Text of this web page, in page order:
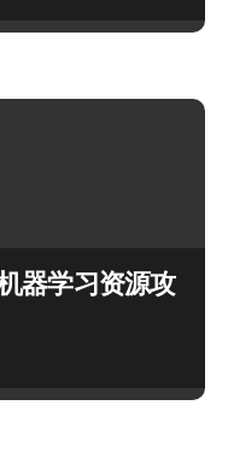
器学习资源攻